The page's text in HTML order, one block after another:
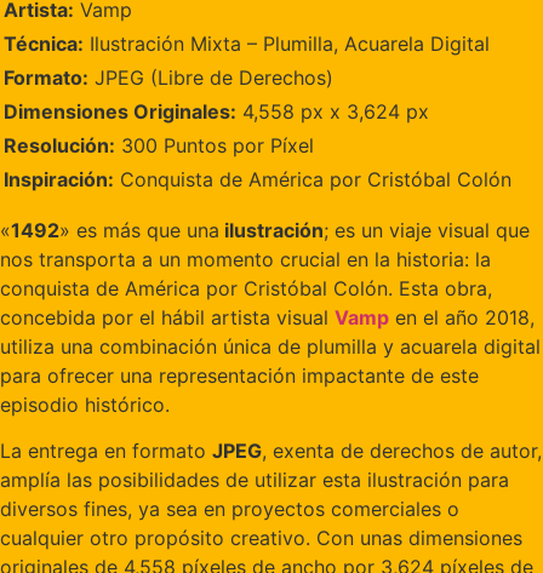
Artista: Vamp
Técnica: Ilustración Mixta – Plumilla, Acuarela Digital
Formato: JPEG (Libre de Derechos)
Dimensiones Originales: 4,558 px x 3,624 px
Resolución: 300 Puntos por Píxel
Inspiración: Conquista de América por Cristóbal Colón
«1492» es más que una ilustración; es un viaje visual que
nos transporta a un momento crucial en la historia: la
conquista de América por Cristóbal Colón. Esta obra,
concebida por el hábil artista visual Vamp en el año 2018,
utiliza una combinación única de plumilla y acuarela digital
para ofrecer una representación impactante de este
episodio histórico.
La entrega en formato JPEG, exenta de derechos de autor,
amplía las posibilidades de utilizar esta ilustración para
diversos fines, ya sea en proyectos comerciales o
cualquier otro propósito creativo. Con unas dimensiones
originales de 4,558 píxeles de ancho por 3,624 píxeles de